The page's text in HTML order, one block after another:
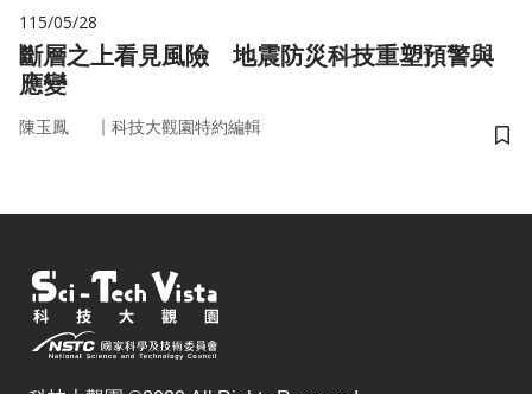
115/05/28
斷層之上看見風險 地震防災科技重塑預警與
應變
陳玉鳳 ｜ 科技大觀園特約編輯
儲